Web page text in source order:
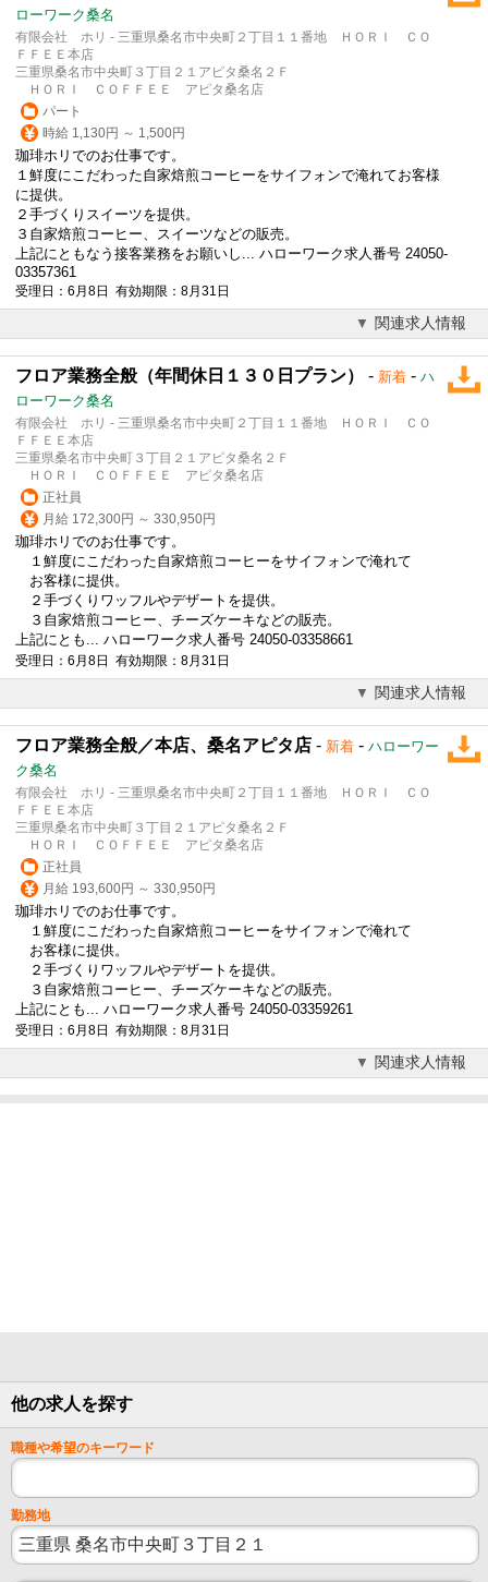
ローワーク桑名
有限会社 ホリ - 三重県桑名市中央町２丁目１１番地 ＨＯＲＩ ＣＯ
ＦＦＥＥ本店
三重県桑名市中央町３丁目２１アピタ桑名２Ｆ
ＨＯＲＩ ＣＯＦＦＥＥ アピタ桑名店
パート
時給 1,130円 ～ 1,500円
珈琲ホリでのお仕事です。
１鮮度にこだわった自家焙煎コーヒーをサイフォンで淹れてお客様
に提供。
２手づくりスイーツを提供。
３自家焙煎コーヒー、スイーツなどの販売。
上記にともなう接客業務をお願いし... ハローワーク求人番号 24050-
03357361
受理日：6月8日 有効期限：8月31日
関連求人情報
フロア業務全般（年間休日１３０日プラン） - 新着 - ハ
ローワーク桑名
有限会社 ホリ - 三重県桑名市中央町２丁目１１番地 ＨＯＲＩ ＣＯ
ＦＦＥＥ本店
三重県桑名市中央町３丁目２１アピタ桑名２Ｆ
ＨＯＲＩ ＣＯＦＦＥＥ アピタ桑名店
正社員
月給 172,300円 ～ 330,950円
珈琲ホリでのお仕事です。
１鮮度にこだわった自家焙煎コーヒーをサイフォンで淹れて
お客様に提供。
２手づくりワッフルやデザートを提供。
３自家焙煎コーヒー、チーズケーキなどの販売。
上記にとも... ハローワーク求人番号 24050-03358661
受理日：6月8日 有効期限：8月31日
関連求人情報
フロア業務全般／本店、桑名アピタ店 - 新着 - ハローワー
ク桑名
有限会社 ホリ - 三重県桑名市中央町２丁目１１番地 ＨＯＲＩ ＣＯ
ＦＦＥＥ本店
三重県桑名市中央町３丁目２１アピタ桑名２Ｆ
ＨＯＲＩ ＣＯＦＦＥＥ アピタ桑名店
正社員
月給 193,600円 ～ 330,950円
珈琲ホリでのお仕事です。
１鮮度にこだわった自家焙煎コーヒーをサイフォンで淹れて
お客様に提供。
２手づくりワッフルやデザートを提供。
３自家焙煎コーヒー、チーズケーキなどの販売。
上記にとも... ハローワーク求人番号 24050-03359261
受理日：6月8日 有効期限：8月31日
関連求人情報
他の求人を探す
職種や希望のキーワード
勤務地